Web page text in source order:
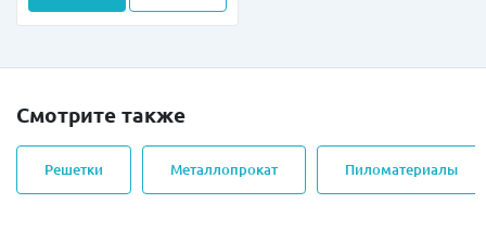
Смотрите также
Решетки Металлопрокат Пиломатериалы